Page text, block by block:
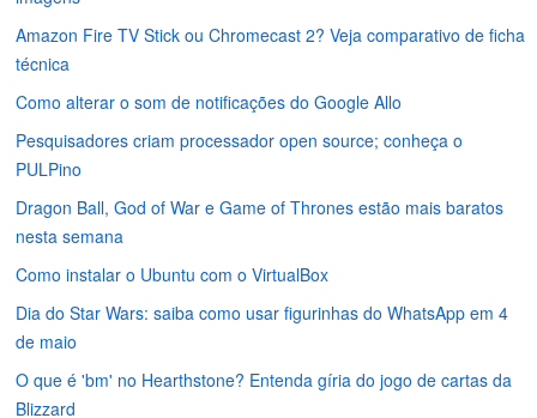
Amazon Fire TV Stick ou Chromecast 2? Veja comparativo de ficha
técnica
Como alterar o som de notificações do Google Allo
Pesquisadores criam processador open source; conheça o
PULPino
Dragon Ball, God of War e Game of Thrones estão mais baratos
nesta semana
Como instalar o Ubuntu com o VirtualBox
Dia do Star Wars: saiba como usar figurinhas do WhatsApp em 4
de maio
O que é 'bm' no Hearthstone? Entenda gíria do jogo de cartas da
Blizzard